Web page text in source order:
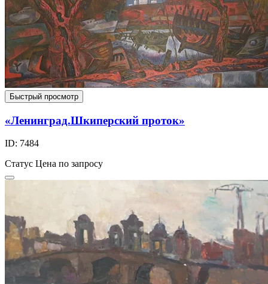
Быстрый просмотр
«Ленинград.Шкиперский проток»
ID: 7484
Статус Цена по запросу